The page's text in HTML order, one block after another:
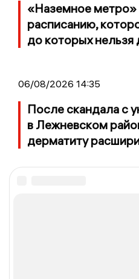
«Наземное метро»
расписанию,
до которых нельзя
06/08/2026 14:35
После скандала с
в Лежневском
дерматиту